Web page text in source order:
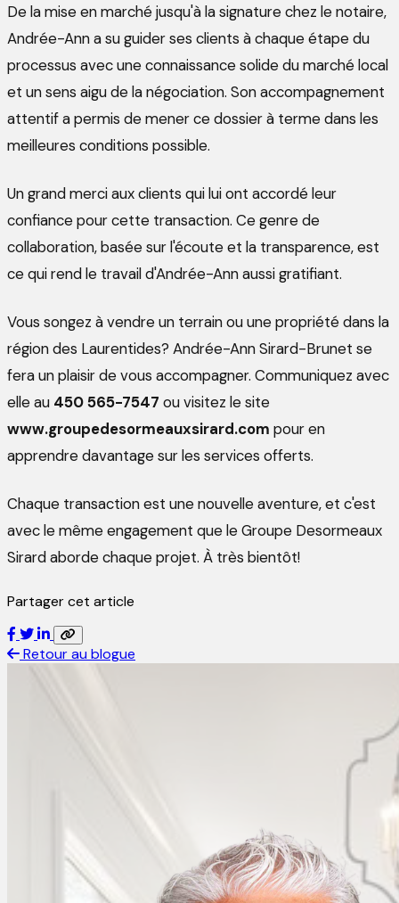
De la mise en marché jusqu'à la signature chez le notaire,
Andrée-Ann a su guider ses clients à chaque étape du
processus avec une connaissance solide du marché local
et un sens aigu de la négociation. Son accompagnement
attentif a permis de mener ce dossier à terme dans les
meilleures conditions possible.
Un grand merci aux clients qui lui ont accordé leur
confiance pour cette transaction. Ce genre de
collaboration, basée sur l'écoute et la transparence, est
ce qui rend le travail d'Andrée-Ann aussi gratifiant.
Vous songez à vendre un terrain ou une propriété dans la
région des Laurentides? Andrée-Ann Sirard-Brunet se
fera un plaisir de vous accompagner. Communiquez avec
elle au 450 565-7547 ou visitez le site
www.groupedesormeauxsirard.com pour en
apprendre davantage sur les services offerts.
Chaque transaction est une nouvelle aventure, et c'est
avec le même engagement que le Groupe Desormeaux
Sirard aborde chaque projet. À très bientôt!
Partager cet article
Retour au blogue